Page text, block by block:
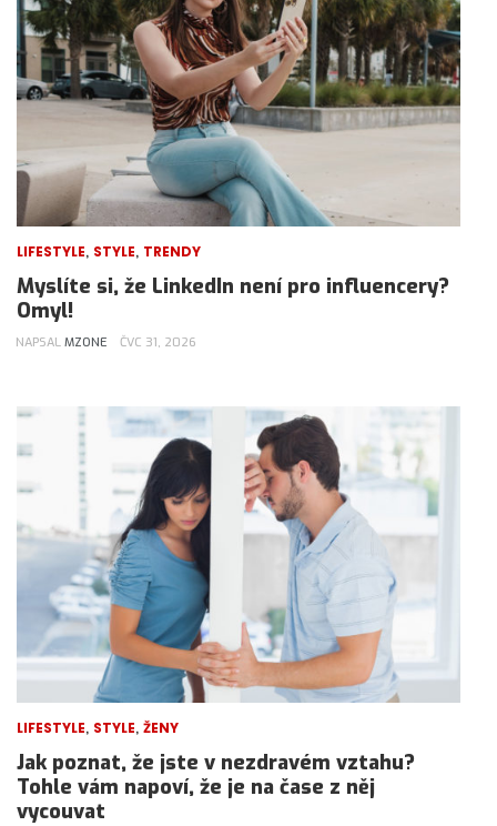
LIFESTYLE, STYLE, TRENDY
Myslíte si, že LinkedIn není pro influencery?
Omyl!
NAPSAL MZONE ČVC 31, 2026
LIFESTYLE, STYLE, ŽENY
Jak poznat, že jste v nezdravém vztahu?
Tohle vám napoví, že je na čase z něj
vycouvat